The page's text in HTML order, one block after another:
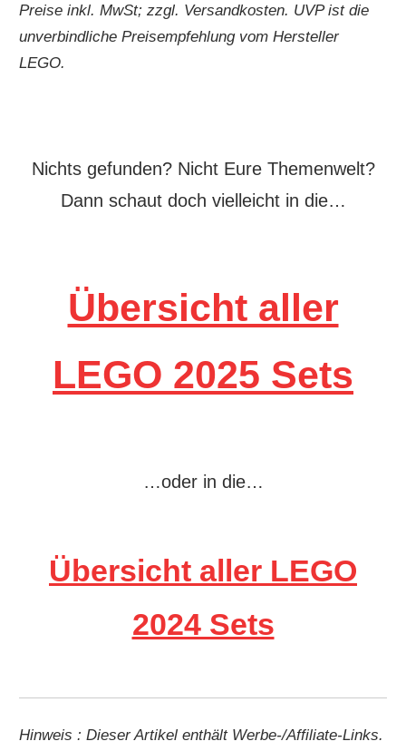
Preise inkl. MwSt; zzgl. Versandkosten. UVP ist die
unverbindliche Preisempfehlung vom Hersteller
LEGO.
Nichts gefunden? Nicht Eure Themenwelt?
Dann schaut doch vielleicht in die…
Übersicht aller
LEGO 2025 Sets
…oder in die…
Übersicht aller LEGO
2024 Sets
Hinweis : Dieser Artikel enthält Werbe-/Affiliate-Links.